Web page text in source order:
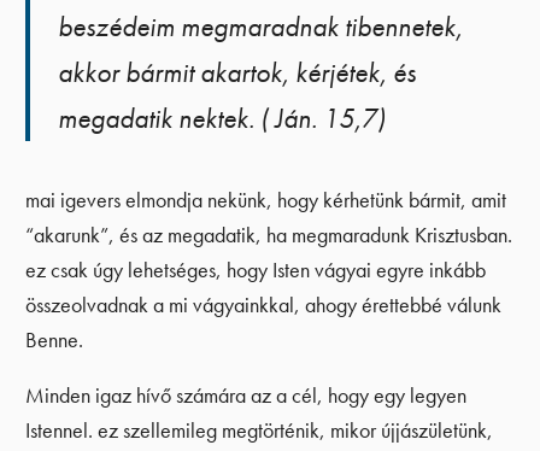
beszédeim megmaradnak tibennetek,
akkor bármit akartok, kérjétek, és
megadatik nektek. ( Ján. 15,7)
mai igevers elmondja nekünk, hogy kérhetünk bármit, amit
“akarunk”, és az megadatik, ha megmaradunk Krisztusban.
ez csak úgy lehetséges, hogy Isten vágyai egyre inkább
összeolvadnak a mi vágyainkkal, ahogy érettebbé válunk
Benne.
Minden igaz hívő számára az a cél, hogy egy legyen
Istennel. ez szellemileg megtörténik, mikor újjászületünk,